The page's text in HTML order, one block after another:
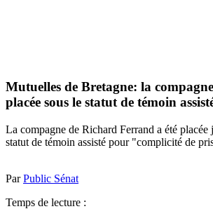
Mutuelles de Bretagne: la
placée sous le statut de témoin
La compagne de Richard Ferrand a été placée
statut de témoin assisté pour "complicité de
ParPublic Sénat
Temps de lecture :